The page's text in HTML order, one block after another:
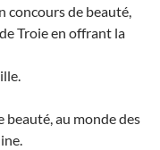
concours de beauté,
Troie en offrant la
beauté, au monde des